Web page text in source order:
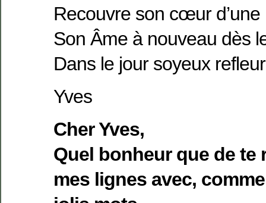
Recouvre son cœur d’une
Son Âme à nouveau dès
Dans le jour soyeux
Yves
Cher Yves,
Quel bonheur que de te
mes lignes avec,